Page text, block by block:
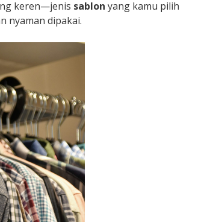
keren—jenis sablon yang kamu pilih
nyaman dipakai.